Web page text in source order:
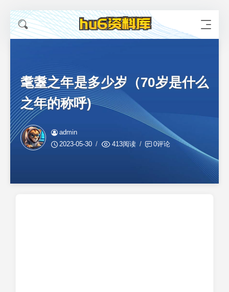
耄耋之年是多少岁（70岁是什么
之年的称呼)
admin
2023-05-30
413阅读 0评论